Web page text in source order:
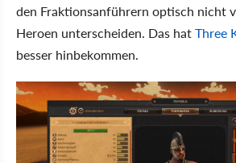
den Fraktionsanführern optisch nicht
Heroen unterscheiden. Das hatThree
besser hinbekommen.